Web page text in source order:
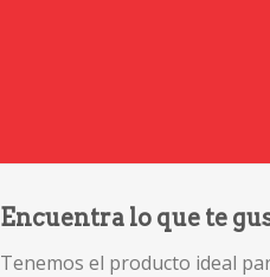
Encuentra lo que te
Tenemos el producto ideal